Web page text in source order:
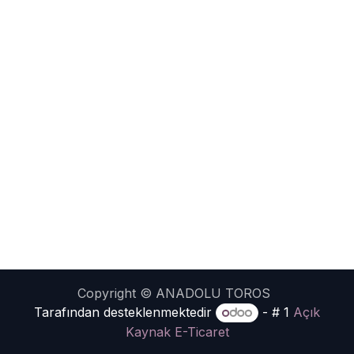
Copyright © ANADOLU TOROS
Tarafından desteklenmektedir
- # 1 Açık
Kaynak E-Ticaret